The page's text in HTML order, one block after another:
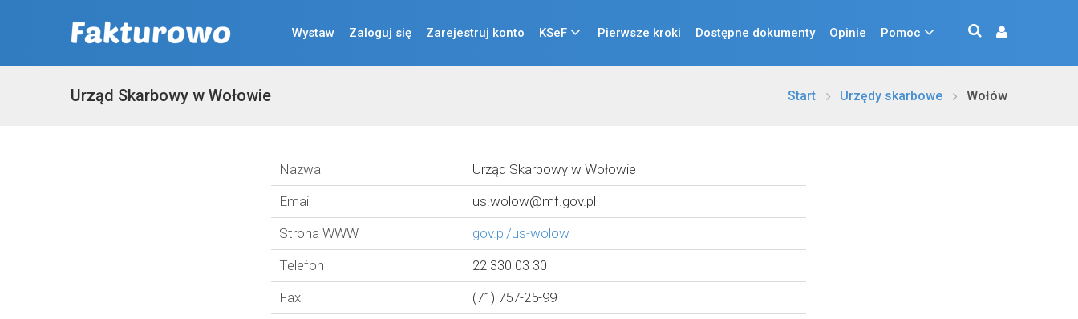
Wystaw Zaloguj się Zarejestruj konto KSeF Pierwsze kroki Dostępne dokumenty Opinie Pomoc
Urząd Skarbowy w Wołowie Start Urzędy skarbowe Wołów
Nazwa
Urząd Skarbowy w Wołowie
Email
us.wolow@mf.gov.pl
Strona WWW
gov.pl/us-wolow
Telefon
22 330 03 30
Fax
(71) 757-25-99